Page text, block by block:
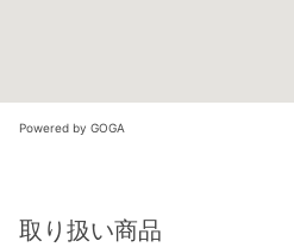
Powered by GOGA
取り扱い商品